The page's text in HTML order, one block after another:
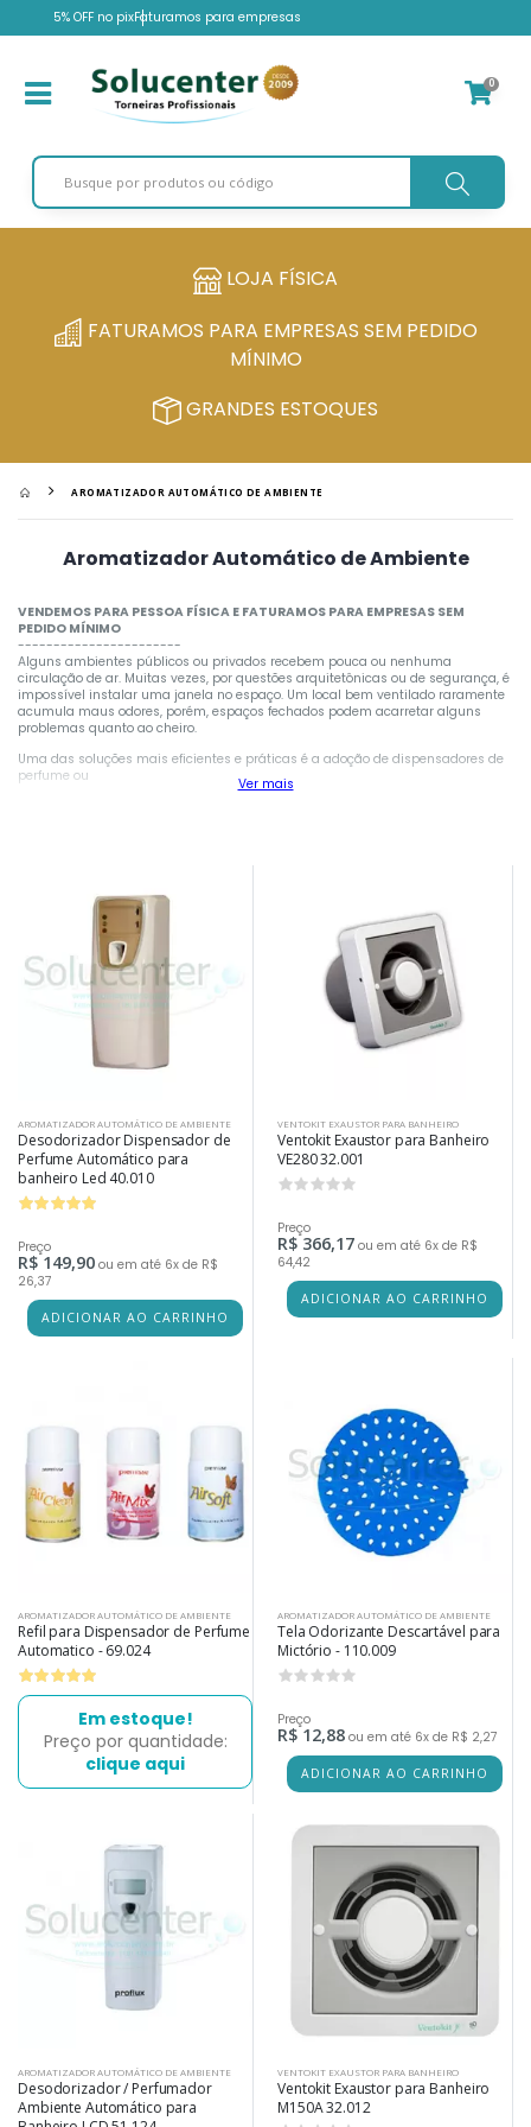
5% OFF no pixFaturamos para empresas
0
LOJA FÍSICA
FATURAMOS PARA EMPRESAS SEM PEDIDO
MÍNIMO
GRANDES ESTOQUES
AROMATIZADOR AUTOMÁTICO DE AMBIENTE
Aromatizador Automático de Ambiente
VENDEMOS PARA PESSOA FÍSICA E FATURAMOS PARA EMPRESAS SEM
PEDIDO MÍNIMO
-----------------------
Alguns ambientes públicos ou privados recebem pouca ou nenhuma
circulação de ar. Muitas vezes, por questões arquitetônicas ou de segurança, é
impossível instalar uma janela no espaço. Um local bem ventilado raramente
acumula maus odores, porém, espaços fechados podem acarretar alguns
problemas quanto ao cheiro.
Uma das soluções mais eficientes e práticas é a adoção de dispensadores de
perfume ou
Os dispensadores de perfume não causam desperdício de energia ou de
há movimento no ambiente ou durante o período de funcionamento do
Precisa de um aromatizador no seu ambiente? Escolha o que melhor se
adequa às suas necessidades:
Ver mais
AROMATIZADOR AUTOMÁTICO DE AMBIENTE
Desodorizador Dispensador de
Perfume Automático para
banheiro Led 40.010
Preço
R$ 149,90 ou em até 6x de R$
26,37
ADICIONAR AO CARRINHO
VENTOKIT EXAUSTOR PARA BANHEIRO
Ventokit Exaustor para Banheiro
VE280 32.001
Preço
R$ 366,17 ou em até 6x de R$
64,42
ADICIONAR AO CARRINHO
AROMATIZADOR AUTOMÁTICO DE AMBIENTE
Refil para Dispensador de Perfume
Automatico - 69.024
Em estoque!
Preço por quantidade:
clique aqui
AROMATIZADOR AUTOMÁTICO DE AMBIENTE
Tela Odorizante Descartável para
Mictório - 110.009
Preço
R$ 12,88 ou em até 6x de R$ 2,27
ADICIONAR AO CARRINHO
AROMATIZADOR AUTOMÁTICO DE AMBIENTE
Desodorizador / Perfumador
Ambiente Automático para
VENTOKIT EXAUSTOR PARA BANHEIRO
Ventokit Exaustor para Banheiro
M150A 32.012